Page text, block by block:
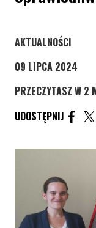
STRONA KATEGORII
AKTUALNOŚCI
09 LIPCA 2024
PRZECZYTASZ W 2
UDOSTĘPNIJ